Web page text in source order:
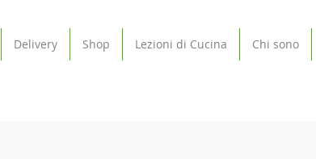
Delivery Shop Lezioni di Cucina Chi sono